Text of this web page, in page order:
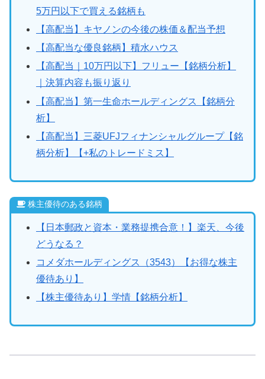
5万円以下で買える銘柄も
【高配当】キヤノンの今後の株価＆配当予想
【高配当な優良銘柄】積水ハウス
【高配当｜10万円以下】フリュー【銘柄分析】
｜決算内容も振り返り
【高配当】第一生命ホールディングス【銘柄分
析】
【高配当】三菱UFJフィナンシャルグループ【銘
柄分析】【+私のトレードミス】
株主優待のある銘柄
【日本郵政と資本・業務提携合意！】楽天、今後
どうなる？
コメダホールディングス（3543）【お得な株主
優待あり】
【株主優待あり】学情【銘柄分析】